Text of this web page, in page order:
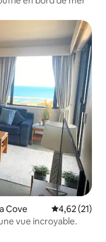
Cove Évaluation
4,62 (21)
vue incroyable.